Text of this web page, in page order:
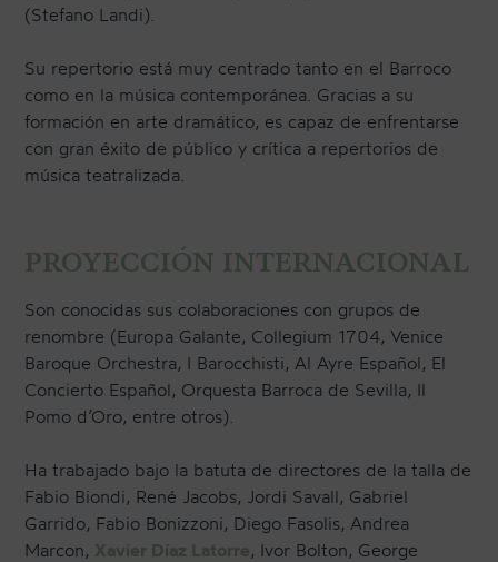
(Stefano Landi).
Su repertorio está muy centrado tanto en el Barroco
como en la música contemporánea. Gracias a su
formación en arte dramático, es capaz de enfrentarse
con gran éxito de público y crítica a repertorios de
música teatralizada.
PROYECCIÓN INTERNACIONAL
Son conocidas sus colaboraciones con grupos de
renombre (Europa Galante, Collegium 1704, Venice
Baroque Orchestra, I Barocchisti, Al Ayre Español, El
Concierto Español, Orquesta Barroca de Sevilla, Il
Pomo d’Oro, entre otros).
Ha trabajado bajo la batuta de directores de la talla de
Fabio Biondi, René Jacobs, Jordi Savall, Gabriel
Garrido, Fabio Bonizzoni, Diego Fasolis, Andrea
Marcon, Xavier Díaz Latorre, Ivor Bolton, George